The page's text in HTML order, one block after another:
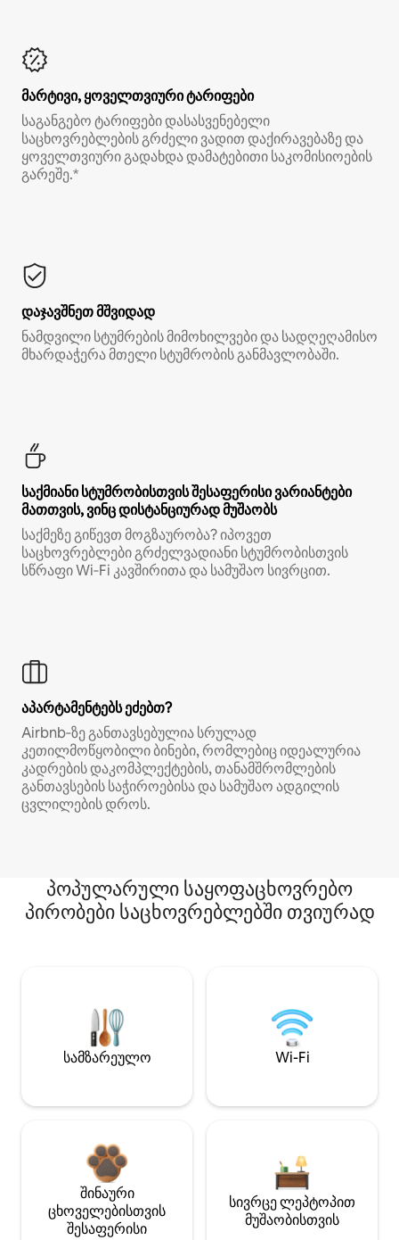
მარტივი, ყოველთვიური ტარიფები
საგანგებო ტარიფები დასასვენებელი
საცხოვრებლების გრძელი ვადით დაქირავებაზე და
ყოველთვიური გადახდა დამატებითი საკომისიოების
გარეშე.*
დაჯავშნეთ მშვიდად
ნამდვილი სტუმრების მიმოხილვები და სადღეღამისო
მხარდაჭერა მთელი სტუმრობის განმავლობაში.
საქმიანი სტუმრობისთვის შესაფერისი ვარიანტები
მათთვის, ვინც დისტანციურად მუშაობს
საქმეზე გიწევთ მოგზაურობა? იპოვეთ
საცხოვრებლები გრძელვადიანი სტუმრობისთვის
სწრაფი Wi‑Fi კავშირითა და სამუშაო სივრცით.
აპარტამენტებს ეძებთ?
Airbnb‑ზე განთავსებულია სრულად
კეთილმოწყობილი ბინები, რომლებიც იდეალურია
კადრების დაკომპლექტების, თანამშრომლების
განთავსების საჭიროებისა და სამუშაო ადგილის
ცვლილების დროს.
პოპულარული საყოფაცხოვრებო
პირობები საცხოვრებლებში თვიურად
სამზარეულო Wi-Fi
შინაური
ცხოველებისთვის
შესაფერისი
სივრცე ლეპტოპით
მუშაობისთვის